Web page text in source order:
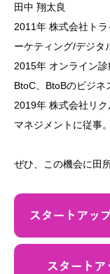
田中 翔太良
2011年 株式会社ト
ーケティング/デジタ
2015年 オンライン診
BtoC、BtoBのビジネ
2019年 株式会社リ
マネジメントに従事。
ぜひ、この機会に田